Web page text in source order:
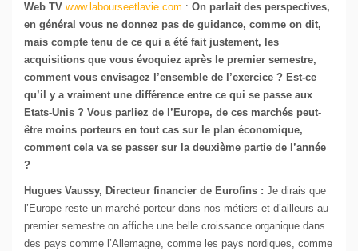
Web TV www.labourseetlavie.com : On parlait des perspectives,
en général vous ne donnez pas de guidance, comme on dit,
mais compte tenu de ce qui a été fait justement, les
acquisitions que vous évoquiez après le premier semestre,
comment vous envisagez l’ensemble de l’exercice ? Est-ce
qu’il y a vraiment une différence entre ce qui se passe aux
Etats-Unis ? Vous parliez de l’Europe, de ces marchés peut-
être moins porteurs en tout cas sur le plan économique,
comment cela va se passer sur la deuxième partie de l’année
?
Hugues Vaussy, Directeur financier de Eurofins : Je dirais que
l’Europe reste un marché porteur dans nos métiers et d’ailleurs au
premier semestre on affiche une belle croissance organique dans
des pays comme l’Allemagne, comme les pays nordiques, comme